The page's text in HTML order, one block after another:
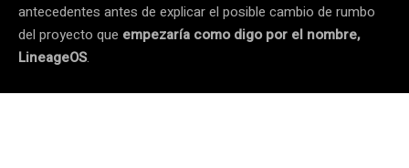
antecedentes antes de explicar el posible cambio de rumbo
del proyecto que empezaría como digo por el nombre,
LineageOS.